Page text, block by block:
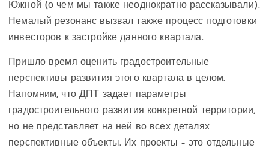
Южной (о чем мы также неоднократно рассказывали).
Немалый резонанс вызвал также процесс подготовки
инвесторов к застройке данного квартала.
Пришло время оценить градостроительные
перспективы развития этого квартала в целом.
Напомним, что ДПТ задает параметры
градостроительного развития конкретной территории,
но не представляет на ней во всех деталях
перспективные объекты. Их проекты – это отдельные